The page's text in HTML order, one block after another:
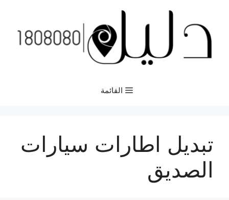
المحتوى
القائمة
تبديل اطارات سيارات
الصديق